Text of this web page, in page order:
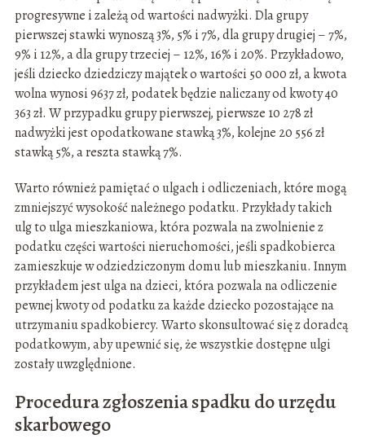
progresywne i zależą od wartości nadwyżki. Dla grupy
pierwszej stawki wynoszą 3%, 5% i 7%, dla grupy drugiej – 7%,
9% i 12%, a dla grupy trzeciej – 12%, 16% i 20%. Przykładowo,
jeśli dziecko dziedziczy majątek o wartości 50 000 zł, a kwota
wolna wynosi 9637 zł, podatek będzie naliczany od kwoty 40
363 zł. W przypadku grupy pierwszej, pierwsze 10 278 zł
nadwyżki jest opodatkowane stawką 3%, kolejne 20 556 zł
stawką 5%, a reszta stawką 7%.
Warto również pamiętać o ulgach i odliczeniach, które mogą
zmniejszyć wysokość należnego podatku. Przykłady takich
ulg to ulga mieszkaniowa, która pozwala na zwolnienie z
podatku części wartości nieruchomości, jeśli spadkobierca
zamieszkuje w odziedziczonym domu lub mieszkaniu. Innym
przykładem jest ulga na dzieci, która pozwala na odliczenie
pewnej kwoty od podatku za każde dziecko pozostające na
utrzymaniu spadkobiercy. Warto skonsultować się z doradcą
podatkowym, aby upewnić się, że wszystkie dostępne ulgi
zostały uwzględnione.
Procedura zgłoszenia spadku do urzędu
skarbowego